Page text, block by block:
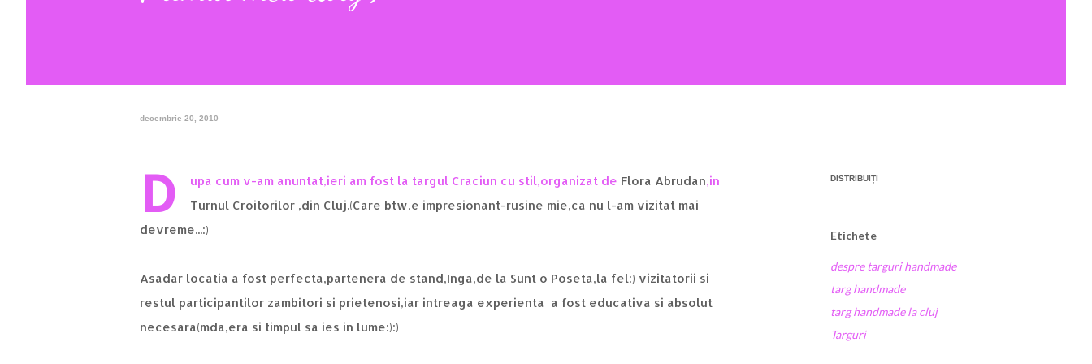
decembrie 20, 2010
D upa cum v-am anuntat,ieri am fost la targul Craciun cu stil,organizat de Flora Abrudan,in
Turnul Croitorilor ,din Cluj.(Care btw,e impresionant-rusine mie,ca nu l-am vizitat mai
devreme...:)
Asadar locatia a fost perfecta,partenera de stand,Inga,de la Sunt o Poseta,la fel:) vizitatorii si
restul participantilor zambitori si prietenosi,iar intreaga experienta a fost educativa si absolut
necesara(mda,era si timpul sa ies in lume:):)
DISTRIBUIȚI
Etichete
despre targuri handmade
targ handmade
targ handmade la cluj
Targuri